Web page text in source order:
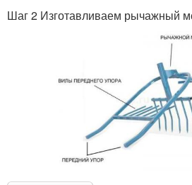
Шаг 2 Изготавливаем рычажный